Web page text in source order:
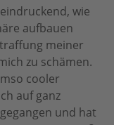
wie
aufbauen
meiner
zu schämen.
cooler
auf ganz
und hat